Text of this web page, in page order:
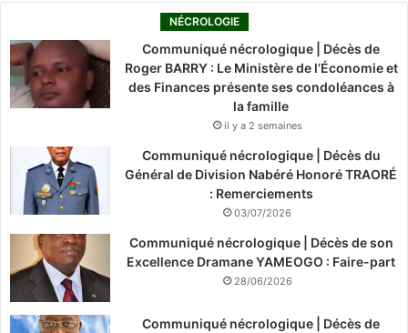
NÉCROLOGIE
Communiqué nécrologique | Décès de
Roger BARRY : Le Ministère de l’Économie et
des Finances présente ses condoléances à
la famille
il y a 2 semaines
Communiqué nécrologique | Décès du
Général de Division Nabéré Honoré TRAORÉ
: Remerciements
03/07/2026
Communiqué nécrologique | Décès de son
Excellence Dramane YAMEOGO : Faire-part
28/06/2026
Communiqué nécrologique | Décès de